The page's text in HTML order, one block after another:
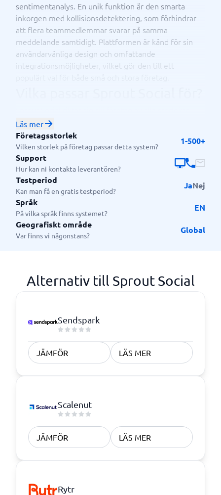
sentimentanalys. En unik funktion är den smarta
inkorgen med kollisionsdetektering, som förhindrar
att flera teammedlemmar svarar på samma
meddelande samtidigt. Plattformen är känd för sin
användarvänliga design och omfattande
integrationsmöjligheter, vilket gör den till ett
från små och medelstora företag till stora globala
varumärken. Plattformen används inom olika
branscher, inklusive detaljhandel, utbildning, teknik
och ideella organisationer. Den är särskilt användbar
för marknadsföringsteam, kundtjänstavdelningar och
byråer som söker en centraliserad lösning för att
hantera och optimera sin närvaro på sociala medier.
Läs mer
Företagsstorlek
Vilken storlek på företag passar detta system?
1-500+
Support
Hur kan ni kontakta leverantören?
Testperiod
Kan man få en gratis testperiod?
JaNej
Språk
På vilka språk finns systemet?
EN
Geografiskt område
Var finns vi någonstans?
Global
Alternativ till Sprout Social
Sendspark
JÄMFÖR LÄS MER
Scalenut
JÄMFÖR LÄS MER
Rytr